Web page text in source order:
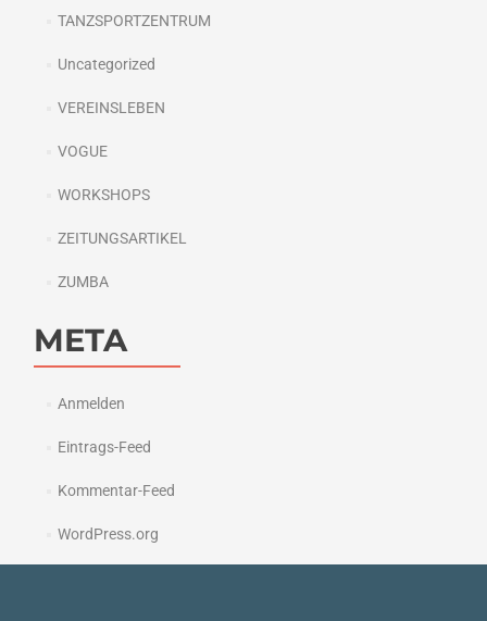
TANZSPORTZENTRUM
Uncategorized
VEREINSLEBEN
VOGUE
WORKSHOPS
ZEITUNGSARTIKEL
ZUMBA
META
Anmelden
Eintrags-Feed
Kommentar-Feed
WordPress.org